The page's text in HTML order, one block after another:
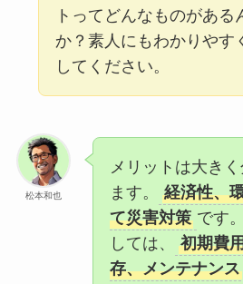
トってどんなものがある
か？素人にもわかりやす
してください。
松本和也
メリットは大き
ます。
経済性、
て災害対策 です
しては、
初期費
存、メンテナンス